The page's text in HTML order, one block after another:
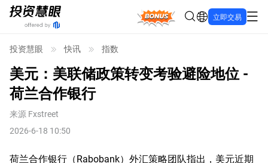
Bonus 立即交易
投资慧眼 快讯 指数
美元：美联储政策转变考验避险地位 -
荷兰合作银行
来源 Fxstreet
2026-6-18 10:50
荷兰合作银行（Rabobank）外汇策略团队指出，美元近期